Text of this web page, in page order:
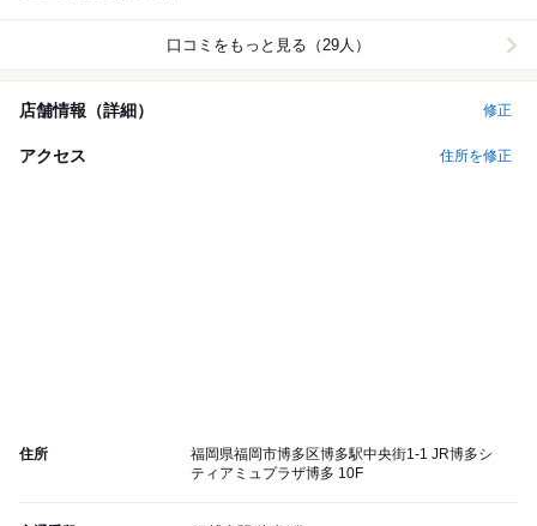
口コミをもっと見る（29人）
店舗情報（詳細） 修正
アクセス 住所を修正
住所
福岡県福岡市博多区博多駅中央街1-1 JR博多シ
ティアミュプラザ博多 10F